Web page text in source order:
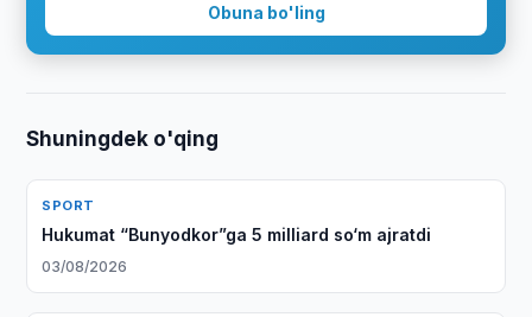
Obuna bo'ling
Shuningdek o'qing
SPORT
Hukumat “Bunyodkor”ga 5 milliard so‘m ajratdi
03/08/2026